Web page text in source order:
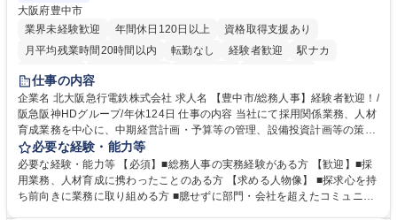
大阪府豊中市
業界未経験歓迎
年間休日120日以上
資格取得支援あり
月平均残業時間20時間以内
転勤なし 経験者歓迎
駅ナカ
退職金あり
土日祝休み
服装自由 昼食補助あり 食事補助あり
仕事の内容
企業名 北大阪急行電鉄株式会社 求人名 【豊中市/総務人事】経験者歓迎！/
阪急阪神HDグループ/年休124日 仕事の内容 当社にて採用関係業務、人材
育成業務を中心に、中期経営計画・予算等の管理、設備投資計画等の策
定、さらに社内の重要会議の運営等、経営の根幹となる幅広い総務人事業
務全般を担当していただきます。 【主な業務内容】 ■採用関係業務および
人材育成(社員研修)業務の推進 ■中期経営計画および予算等の管理 ■設備
投資計画等の策定 ■社内の重要会議の運営 ■その他総務人事業務全般 【入
必要な経験・能力等
必要な経験・能力等 【必須】■総務人事の実務経験がある方 【歓迎】■採
用業務、人材育成に携わったことのある方 【求める人物像】 ■探求心を持
ち前向きに業務に取り組める方 ■臆せずに部門・会社を超えたコミュニケ